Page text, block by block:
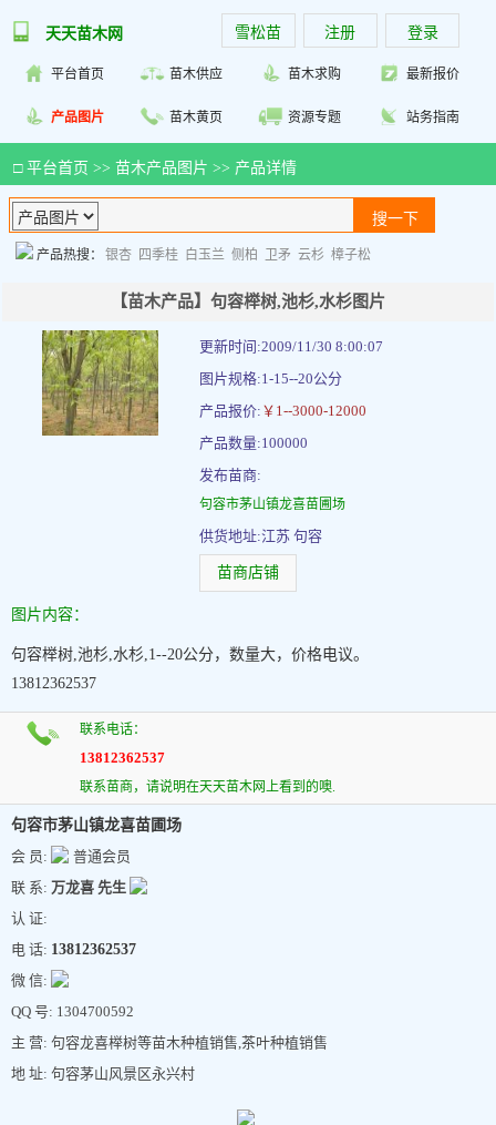
天天苗木网 雪松苗 注册 登录
平台首页 苗木供应 苗木求购 最新报价
产品图片 苗木黄页 资源专题 站务指南
□ 平台首页 >> 苗木产品图片 >> 产品详情
产品热搜： 银杏 四季桂 白玉兰 侧柏 卫矛 云杉 樟子松
【苗木产品】句容榉树,池杉,水杉图片
更新时间:2009/11/30 8:00:07
图片规格:1-15--20公分
产品报价: ￥1--3000-12000
产品数量:100000
发布苗商:
句容市茅山镇龙喜苗圃场
供货地址:江苏 句容
苗商店铺
图片内容：
句容榉树,池杉,水杉,1--20公分，数量大，价格电议。
13812362537
联系电话：
13812362537
联系苗商，请说明在天天苗木网上看到的噢.
句容市茅山镇龙喜苗圃场
会 员:
普通会员
联 系: 万龙喜 先生
认 证:
电 话: 13812362537
微 信:
QQ 号: 1304700592
主 营: 句容龙喜榉树等苗木种植销售,茶叶种植销售
地 址: 句容茅山风景区永兴村